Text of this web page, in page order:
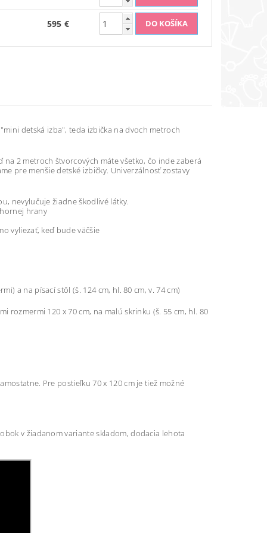
595 €
detská izba", teda izbička na dvoch metroch
2 metroch štvorcových máte všetko, čo inde zaberá
pre menšie detské izbičky. Univerzálnosť zostavy
nevylučuje žiadne škodlivé látky.
hrany
vyliezať, keď bude väčšie
a na písací stôl (š. 124 cm, hl. 80 cm, v. 74 cm)
rozmermi 120 x 70 cm, na malú skrinku (š. 55 cm, hl. 80
Pre postieľku 70 x 120 cm je tiež možné
v žiadanom variante skladom, dodacia lehota